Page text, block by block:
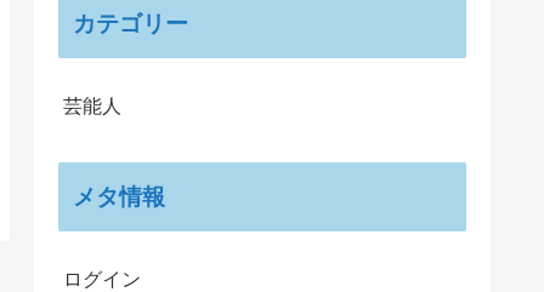
カテゴリー
芸能人
メタ情報
ログイン